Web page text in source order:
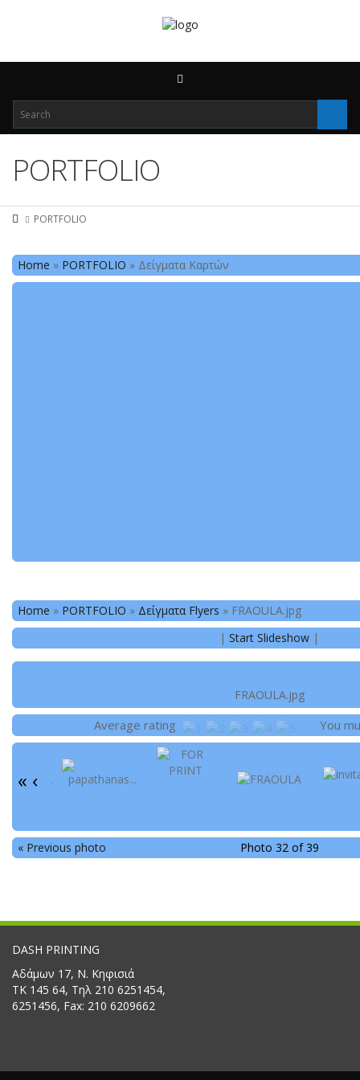
PORTFOLIO
PORTFOLIO
Home » PORTFOLIO » Δείγματα Καρτών
Home » PORTFOLIO » Δείγματα Flyers » FRAOULA.jpg
| Start Slideshow |
FRAOULA.jpg
Average rating You
« ‹
« Previous photo Photo 32 of 39
DASH PRINTING
Αδάμων 17, Ν. Κηφισιά
ΤΚ 145 64, Τηλ 210 6251454,
6251456, Fax: 210 6209662